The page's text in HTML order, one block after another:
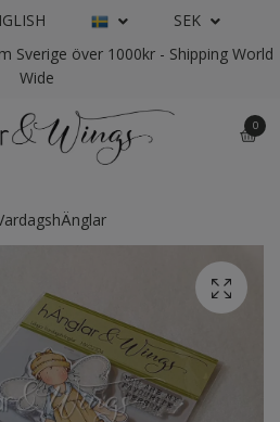
SEK
Sverige över 1000kr - Shipping World
Wide
0